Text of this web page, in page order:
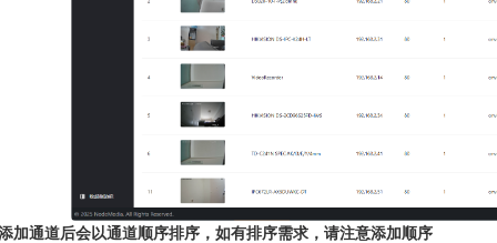
加通道后会以通道顺序排序，如有排序需求，请注意添加顺序